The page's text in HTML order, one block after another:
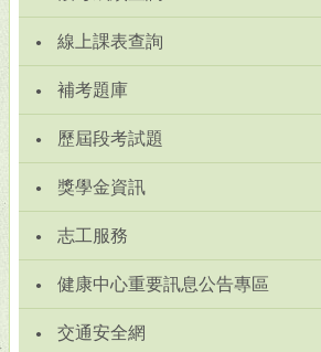
線上課表查詢
補考題庫
歷屆段考試題
獎學金資訊
志工服務
健康中心重要訊息公告專區
交通安全網